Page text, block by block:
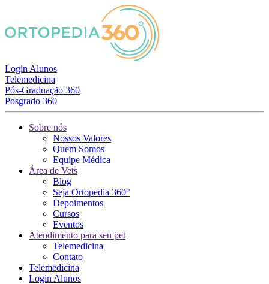
Login Alunos
Telemedicina
Pós-Graduação 360
Posgrado 360
Sobre nós
Nossos Valores
Quem Somos
Equipe Médica
Área de Vets
Blog
Seja Ortopedia 360°
Depoimentos
Cursos
Eventos
Atendimento para seu pet
Telemedicina
Contato
Telemedicina
Login Alunos